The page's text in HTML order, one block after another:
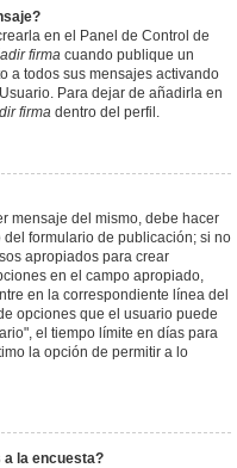
en el Panel de Control de
firma cuando publique un
a todos sus mensajes activando
Para dejar de añadirla en
firma dentro del perfil.
mensaje del mismo, debe hacer
formulario de publicación; si no
apropiados para crear
en el campo apropiado,
en la correspondiente línea del
opciones que el usuario puede
el tiempo límite en días para
la opción de permitir a lo
a la encuesta?